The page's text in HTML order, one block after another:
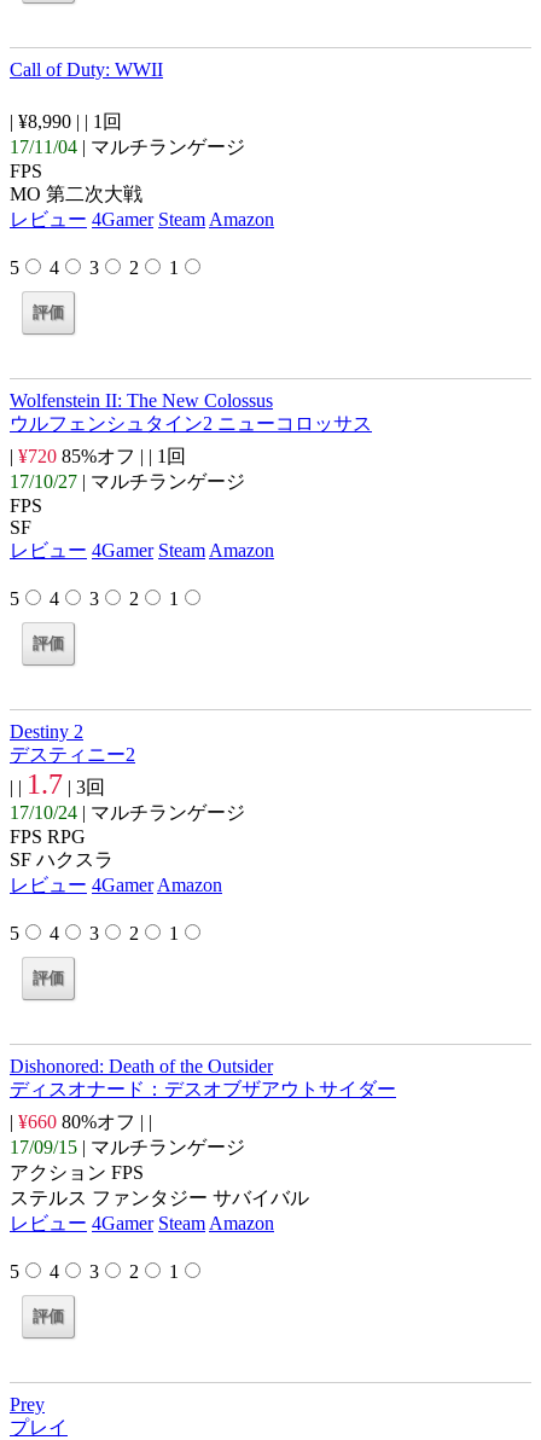
Call of Duty: WWII
| ¥8,990 | | 1回
17/11/04 | マルチランゲージ
FPS
MO 第二次大戦
レビュー 4Gamer Steam Amazon
5 4 3 2 1
Wolfenstein II: The New Colossus
ウルフェンシュタイン2 ニューコロッサス
| ¥720 85%オフ | | 1回
17/10/27 | マルチランゲージ
FPS
SF
レビュー 4Gamer Steam Amazon
5 4 3 2 1
Destiny 2
デスティニー2
| | 1.7 | 3回
17/10/24 | マルチランゲージ
FPS RPG
SF ハクスラ
レビュー 4Gamer Amazon
5 4 3 2 1
Dishonored: Death of the Outsider
ディスオナード：デスオブザアウトサイダー
| ¥660 80%オフ | |
17/09/15 | マルチランゲージ
アクション FPS
ステルス ファンタジー サバイバル
レビュー 4Gamer Steam Amazon
5 4 3 2 1
Prey
プレイ